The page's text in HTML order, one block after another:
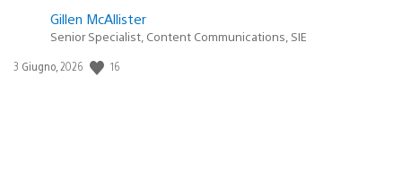
Gillen McAllister
Senior Specialist, Content Communications, SIE
Data
3 Giugno, 2026 16